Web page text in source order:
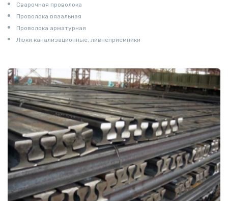
Сварочная проволока
Проволока вязальная
Проволока арматурная
Люки канализационные, ливнеприемники